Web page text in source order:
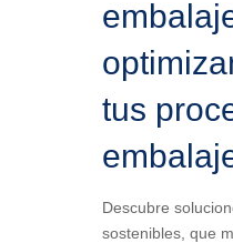
tus
Descubre
sostenibles, que